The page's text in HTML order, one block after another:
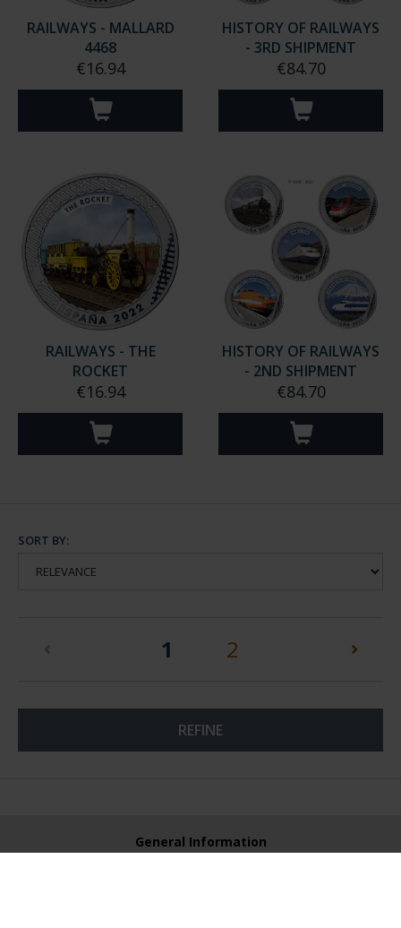
RAILWAYS - MALLARD
4468
€16.94
HISTORY OF RAILWAYS
- 3RD SHIPMENT
€84.70
RAILWAYS - THE
ROCKET
€16.94
HISTORY OF RAILWAYS
- 2ND SHIPMENT
€84.70
SORT BY:
1 (current)
2
REFINE
General Information